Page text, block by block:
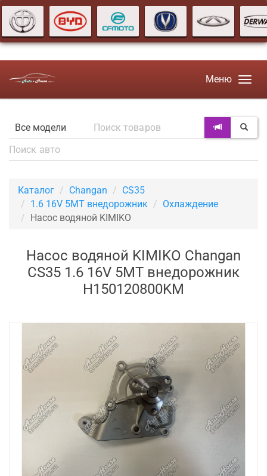
Меню
Каталог Changan
CS35
1.6 16V 5MT внедорожник
Охлаждение
Насос водяной KIMIKO
Насос водяной KIMIKO Changan
CS35 1.6 16V 5MT внедорожник
H150120800KM